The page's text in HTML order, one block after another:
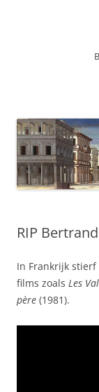
RIP
In Frankrijk
films zoals Les
père (1981).